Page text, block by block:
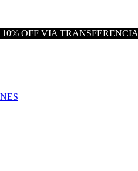
10% OFF VIA TRANSFERENCIA